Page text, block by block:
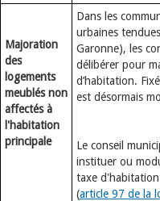
Majoration
des
logements
meublés non
affectés à
l'habitation
principale
Dans les
urbaines
Garonne), les
délibérer pour
d’habitation.
est désormais
Le conseil
instituer ou
taxe
(article 97 de la